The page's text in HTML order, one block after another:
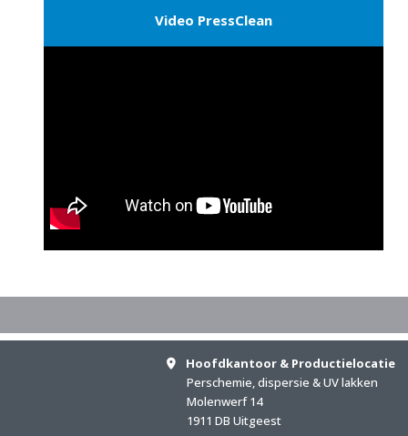
Video PressClean
Hoofdkantoor & Productielocatie
Perschemie, dispersie & UV lakken
Molenwerf 14
1911 DB Uitgeest